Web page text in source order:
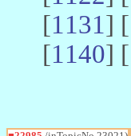
[1131] [
[1140] [